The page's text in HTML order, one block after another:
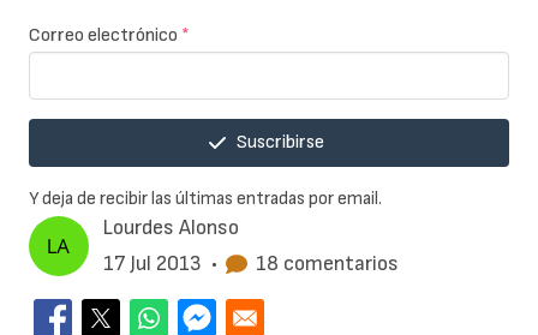
Lourdes Alonso
17 Jul 2013 • 18 comentarios
Correo electrónico *
Suscribirse
Y deja de recibir las últimas entradas por email.